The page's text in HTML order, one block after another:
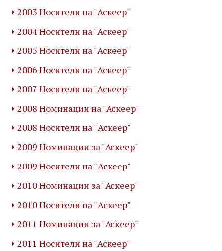
2003 Носители на "Аскеер"
2004 Носители на "Аскеер"
2005 Носители на "Аскеер"
2006 Носители на "Аскеер"
2007 Носители на "Аскеер"
2008 Номинации на "Аскеер"
2008 Носители на ''Аскеер"
2009 Номинации за "Аскеер"
2009 Носители на ''Аскеер"
2010 Номинации за "Аскеер"
2010 Носители на ''Аскеер"
2011 Номинации за "Аскеер"
2011 Носители на "Аскеер"